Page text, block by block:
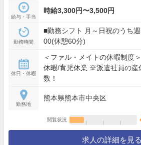
給与・手当
時給3,300円〜3,500円
勤務時間
■勤務シフト 月～日祝のうち
00(休憩60分)
休日・休暇
＜ファル・メイトの休暇制度
休暇/育児休業 ※派遣社員の産
数！
勤務地
熊本県熊本市中央区
閲覧状況
求人の詳細を見る